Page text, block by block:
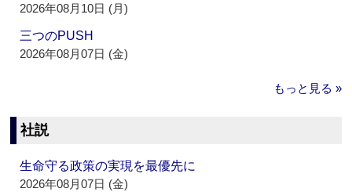
2026年08月10日 (月)
三つのPUSH
2026年08月07日 (金)
もっと見る »
社説
生命守る政策の実現を最優先に
2026年08月07日 (金)